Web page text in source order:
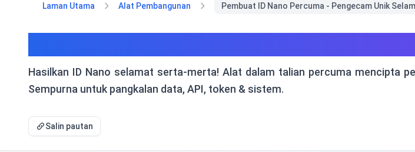
Laman Utama Alat Pembangunan Pembuat ID Nano Percuma - Pengecam Unik
Hasilkan ID Nano selamat serta-merta! Alat dalam talian percuma mencipta
Sempurna untuk pangkalan data, API, token & sistem.
Salin pautan